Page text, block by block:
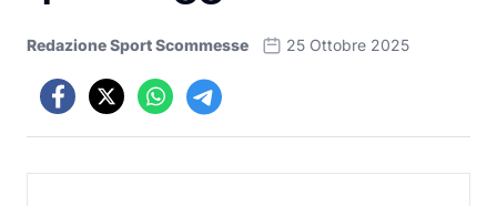
Redazione Sport Scommesse 25 Ottobre 2025